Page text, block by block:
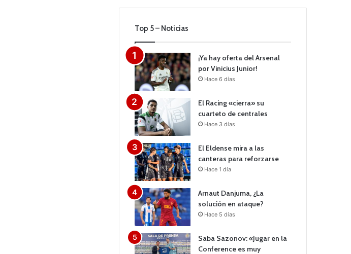
Top 5 – Noticias
¡Ya hay oferta del Arsenal
por Vinicius Junior!
Hace 6 días
El Racing «cierra» su
cuarteto de centrales
Hace 3 días
El Eldense mira a las
canteras para reforzarse
Hace 1 día
Arnaut Danjuma, ¿La
solución en ataque?
Hace 5 días
Saba Sazonov: «Jugar en la
Conference es muy